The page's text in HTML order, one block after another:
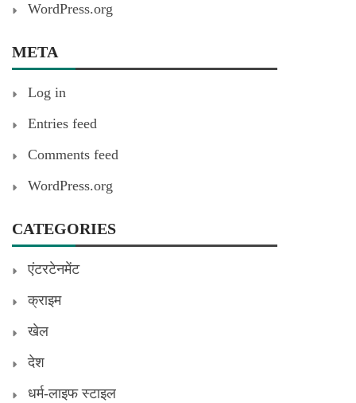
WordPress.org
META
Log in
Entries feed
Comments feed
WordPress.org
CATEGORIES
एंटरटेनमेंट
क्राइम
खेल
देश
धर्म-लाइफ स्टाइल